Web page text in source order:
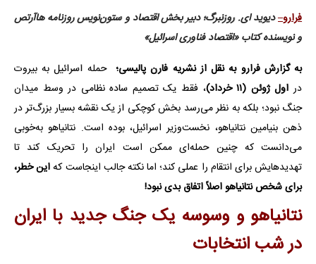
فرارو–دیوید ای. روزنبرگ؛ دبیر بخش اقتصاد و ستون‌نویس روزنامه هاآرتص
و نویسنده کتاب «اقتصاد فناوری اسرائیل»
به گزارش فرارو به نقل از نشریه فارن پالیسی؛حمله اسرائیل به بیروت
دراول ژوئن (۱۱ خرداد)
، فقط یک تصمیم ساده نظامی در وسط میدان
جنگ نبود؛ بلکه به نظر می‌رسد بخش کوچکی از یک نقشه بسیار بزرگ‌تر در
ذهن بنیامین نتانیاهو، نخست‌وزیر اسرائیل، بوده است. نتانیاهو به‌خوبی
می‌دانست که چنین حمله‌ای ممکن است ایران را تحریک کند تا
تهدیدهایش برای انتقام را عملی کند؛ اما نکته جالب اینجاست کهاین خطر،
برای شخص نتانیاهو اصلاً اتفاق بدی نبود!
نتانیاهو و وسوسه یک جنگ جدید با ایران
در شب انتخابات